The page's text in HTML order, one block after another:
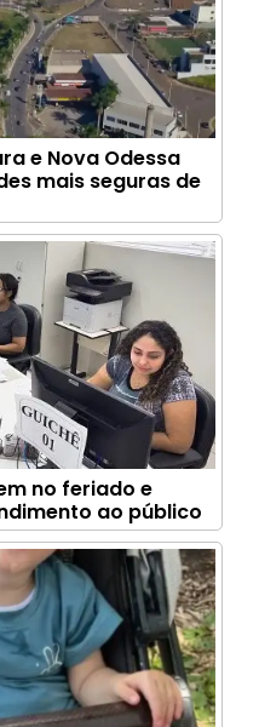
e Nova Odessa
mais seguras de
no feriado e
ao público